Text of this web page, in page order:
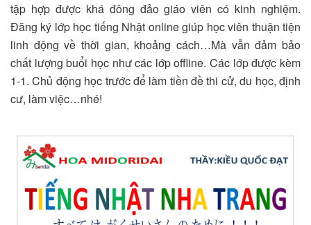
tập hợp được khá đông đảo giáo viên có kinh nghiệm.
Đăng ký lớp học tiếng Nhật online giúp học viên thuận tiện
linh động về thời gian, khoảng cách…Mà vẫn đảm bảo
chất lượng buổi học như các lớp offline. Các lớp được kèm
1-1. Chủ động học trước để làm tiền đề thi cử, du học, định
cư, làm việc…nhé!